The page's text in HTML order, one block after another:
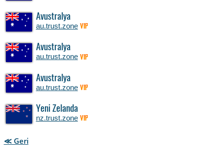
Avustralya
au.trust.zone VIP
Avustralya
au.trust.zone VIP
Avustralya
au.trust.zone VIP
Yeni Zelanda
nz.trust.zone VIP
≪ Geri